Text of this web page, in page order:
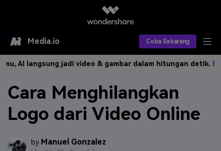
Media.io Coba Sekarang
Alat AI
AI Video
AI Gambar
Produk AI
Asisten Video AI
Efek AI
Efek Video
langsung jadi video & gambar dalam hitungan detik.Buat
Cara Menghilangkan
Logo dari Video Online
by Manuel Gonzalez